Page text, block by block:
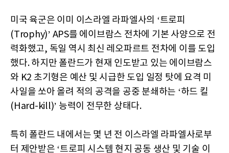
미국 육군은 이미 이스라엘 라파엘사의 ‘트로피
(Trophy)’ APS를 에이브람스 전차에 기본 사양으로 전
력화했고, 독일 역시 최신 레오파르트 전차에 이를 도입
했다. 하지만 폴란드가 현재 인도받고 있는 에이브람스
와 K2 초기형은 예산 및 시급한 도입 일정 탓에 요격 미
사일을 쏘아 올려 적의 공격을 공중 분쇄하는 ‘하드 킬
(Hard-kill)’ 능력이 전무한 상태다.
특히 폴란드 내에서는 몇 년 전 이스라엘 라파엘사로부
터 제안받은 ‘트로피 시스템 현지 공동 생산 및 기술 이